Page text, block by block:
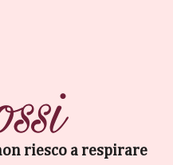
riesco a respirare